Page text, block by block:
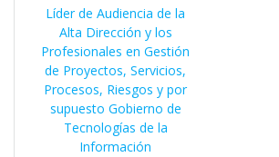
Líder de Audiencia de la
Alta Dirección y los
Profesionales en Gestión
de Proyectos, Servicios,
Procesos, Riesgos y por
supuesto Gobierno de
Tecnologías de la
Información